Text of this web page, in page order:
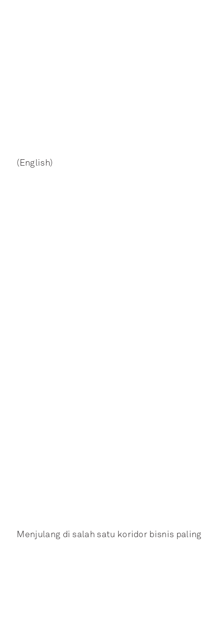
(English)
Menjulang di salah satu koridor bisnis paling